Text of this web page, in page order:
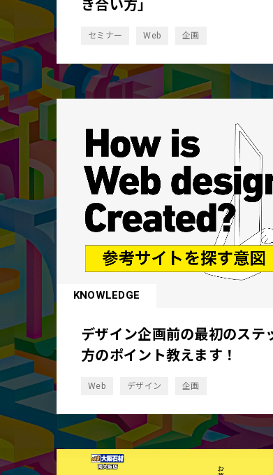
き合い方」
セミナー Web 企画
KNOWLEDGE
デザイン企画前の最初のステ
方のポイント教えます！
Web デザイン 企画